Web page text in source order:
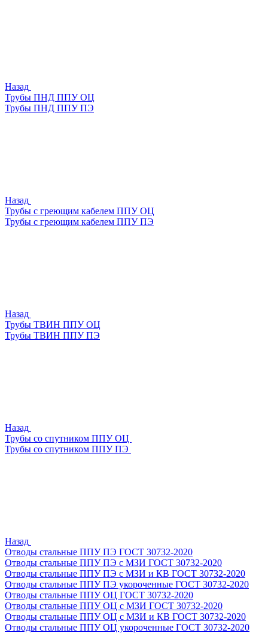
Назад
Трубы ПНД ППУ ОЦ
Трубы ПНД ППУ ПЭ
Назад
Трубы с греющим кабелем ППУ ОЦ
Трубы с греющим кабелем ППУ ПЭ
Назад
Трубы ТВИН ППУ ОЦ
Трубы ТВИН ППУ ПЭ
Назад
Трубы со спутником ППУ ОЦ
Трубы со спутником ППУ ПЭ
Назад
Отводы стальные ППУ ПЭ ГОСТ 30732-2020
Отводы стальные ППУ ПЭ с МЗИ ГОСТ 30732-2020
Отводы стальные ППУ ПЭ с МЗИ и КВ ГОСТ 30732-2020
Отводы стальные ППУ ПЭ укороченные ГОСТ 30732-2020
Отводы стальные ППУ ОЦ ГОСТ 30732-2020
Отводы стальные ППУ ОЦ с МЗИ ГОСТ 30732-2020
Отводы стальные ППУ ОЦ с МЗИ и КВ ГОСТ 30732-2020
Отводы стальные ППУ ОЦ укороченные ГОСТ 30732-2020